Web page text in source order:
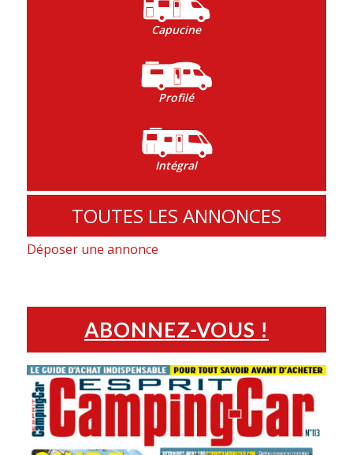
Capucine
Profilé
Intégral
TOUTES LES ANNONCES
Déposer une annonce
ABONNEZ-VOUS !